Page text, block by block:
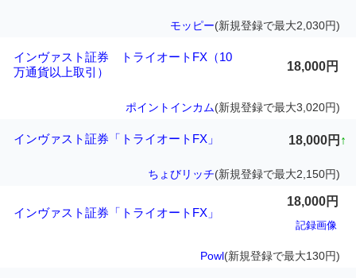
モッピー(新規登録で最大2,030円)
インヴァスト証券 トライオートFX（10
万通貨以上取引）
18,000円
ポイントインカム(新規登録で最大3,020円)
インヴァスト証券「トライオートFX」 18,000円 ↑
ちょびリッチ(新規登録で最大2,150円)
インヴァスト証券「トライオートFX」
18,000円
記録画像
Powl(新規登録で最大130円)